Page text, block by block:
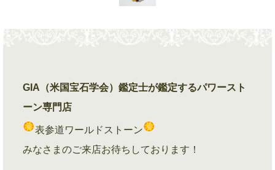
GIA（米国宝石学会）鑑定士が鑑定するパワースト
ーン専門店
表参道ワールドストーン
みなさまのご来店お待ちしております！